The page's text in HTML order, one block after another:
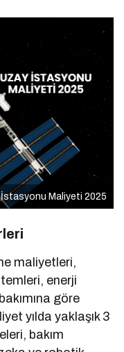
Maliyeti 2025
maliyetleri,
enerji
göre
yılda yaklaşık 3
bakım